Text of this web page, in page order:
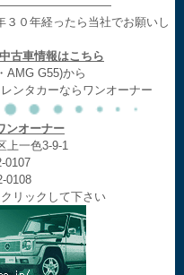
０年経ったら当社でお願いし
古車情報はこちら
AMG G55)から
ンタカーならワンオーナー
ンオーナー
上一色3-9-1
0107
0108
リックして下さい